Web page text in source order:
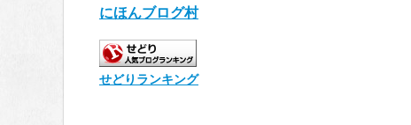
にほんブログ村
せどりランキング